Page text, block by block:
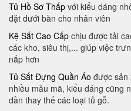
Tủ Hồ Sơ Thấp với kiểu dáng
đặt dưới bàn cho nhân viên
Kệ Sắt Cao Cấp chịu được tải
các kho, siêu thị,... giúp việc
nắp hơn
Tủ Sắt Đựng Quần Áo được sản
nhiều mẫu mã​, kiểu dáng cũng
dần thay thế các loại tủ gỗ.